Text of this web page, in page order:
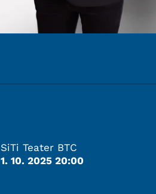
SiTi Teater BTC
1. 10. 2025 20:00